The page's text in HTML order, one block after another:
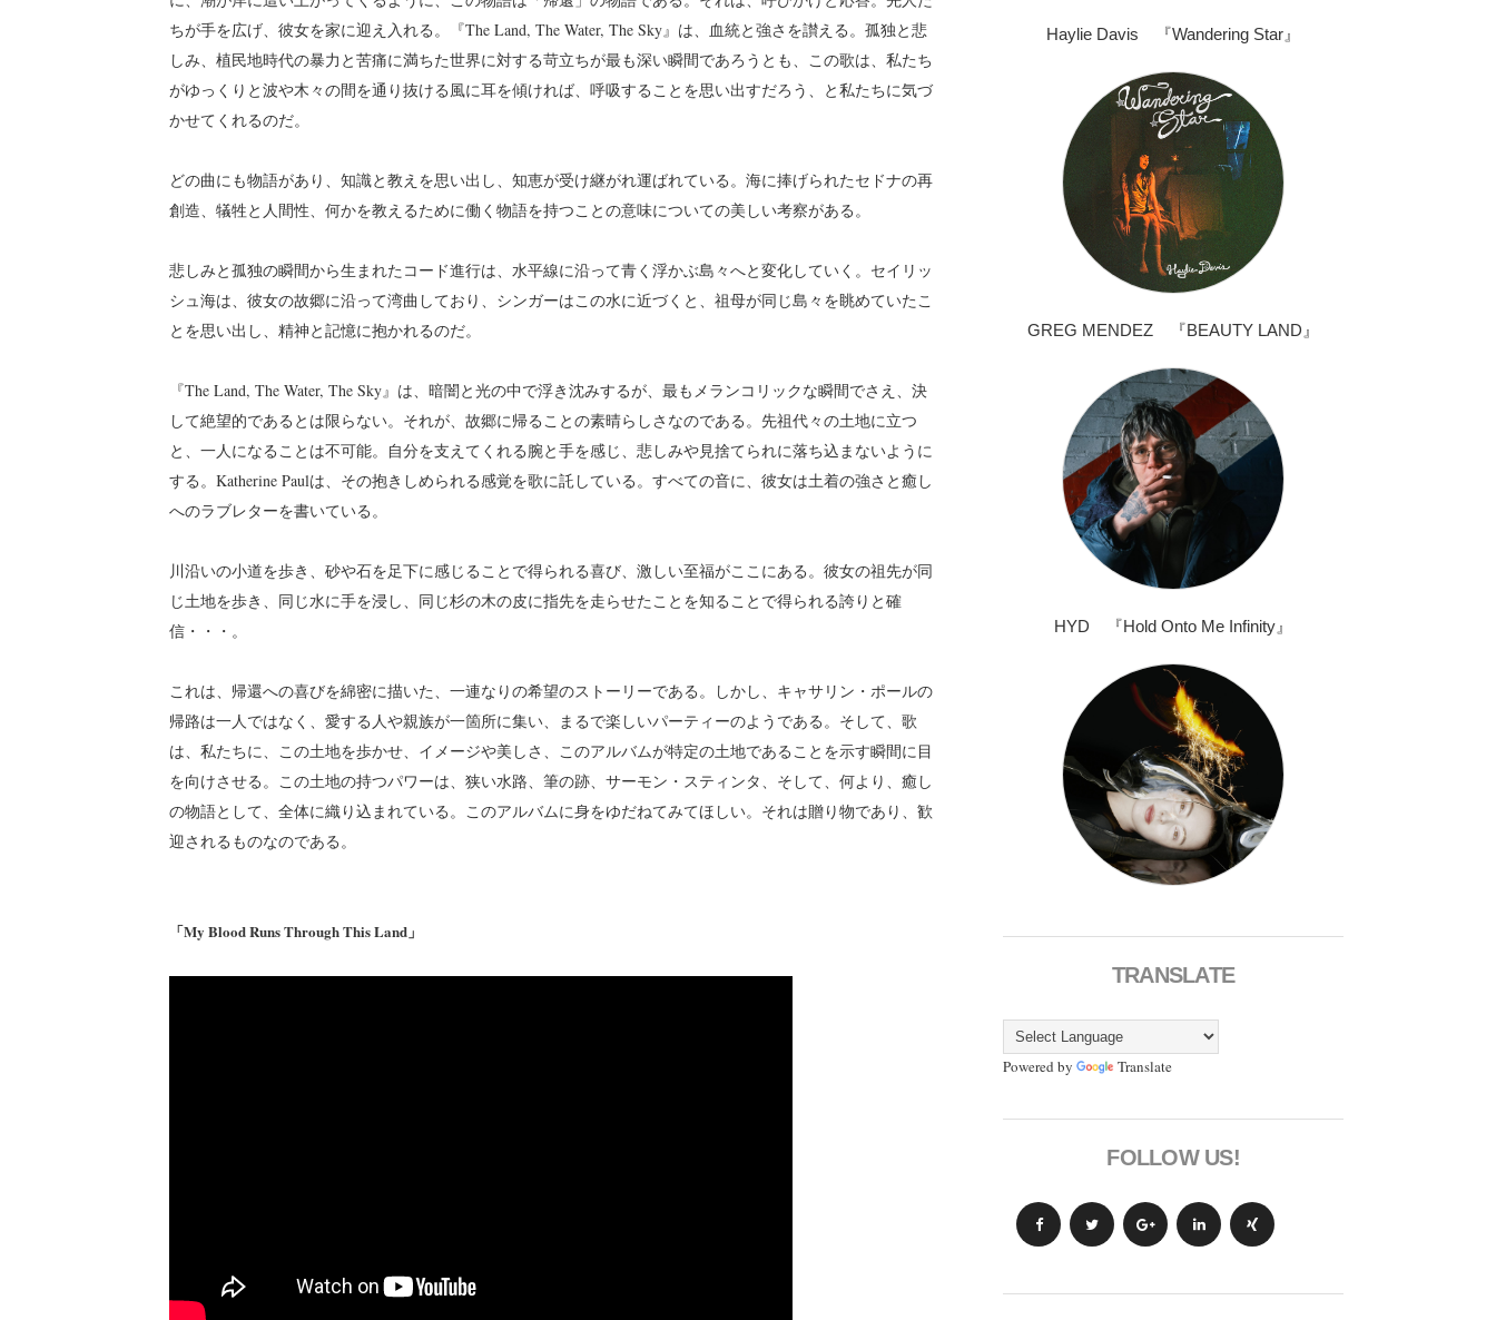
ちが手を広げ、彼女を家に迎え入れる。『The Land, The Water, The Sky』は、血統と強さを讃える。孤独と悲
しみ、植民地時代の暴力と苦痛に満ちた世界に対する苛立ちが最も深い瞬間であろうとも、この歌は、私たち
がゆっくりと波や木々の間を通り抜ける風に耳を傾ければ、呼吸することを思い出すだろう、と私たちに気づ
かせてくれるのだ。
どの曲にも物語があり、知識と教えを思い出し、知恵が受け継がれ運ばれている。海に捧げられたセドナの再
創造、犠牲と人間性、何かを教えるために働く物語を持つことの意味についての美しい考察がある。
悲しみと孤独の瞬間から生まれたコード進行は、水平線に沿って青く浮かぶ島々へと変化していく。セイリッ
シュ海は、彼女の故郷に沿って湾曲しており、シンガーはこの水に近づくと、祖母が同じ島々を眺めていたこ
とを思い出し、精神と記憶に抱かれるのだ。
『The Land, The Water, The Sky』は、暗闇と光の中で浮き沈みするが、最もメランコリックな瞬間でさえ、決
して絶望的であるとは限らない。それが、故郷に帰ることの素晴らしさなのである。先祖代々の土地に立つ
と、一人になることは不可能。自分を支えてくれる腕と手を感じ、悲しみや見捨てられに落ち込まないように
する。Katherine Paulは、その抱きしめられる感覚を歌に託している。すべての音に、彼女は土着の強さと癒し
へのラブレターを書いている。
川沿いの小道を歩き、砂や石を足下に感じることで得られる喜び、激しい至福がここにある。彼女の祖先が同
じ土地を歩き、同じ水に手を浸し、同じ杉の木の皮に指先を走らせたことを知ることで得られる誇りと確
信・・・。
これは、帰還への喜びを綿密に描いた、一連なりの希望のストーリーである。しかし、キャサリン・ポールの
帰路は一人ではなく、愛する人や親族が一箇所に集い、まるで楽しいパーティーのようである。そして、歌
は、私たちに、この土地を歩かせ、イメージや美しさ、このアルバムが特定の土地であることを示す瞬間に目
を向けさせる。この土地の持つパワーは、狭い水路、筆の跡、サーモン・スティンタ、そして、何より、癒し
の物語として、全体に織り込まれている。このアルバムに身をゆだねてみてほしい。それは贈り物であり、歓
迎されるものなのである。
「My Blood Runs Through This Land」
Haylie Davis 『Wandering Star』
GREG MENDEZ 『BEAUTY LAND』
HYD 『Hold Onto Me Infinity』
TRANSLATE
Powered by Translate
FOLLOW US!